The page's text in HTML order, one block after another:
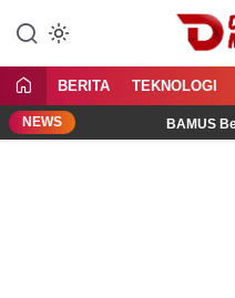
konten
Daily
Menyajikan
BERITA TEKNOLOGI
NEWS BAMUS